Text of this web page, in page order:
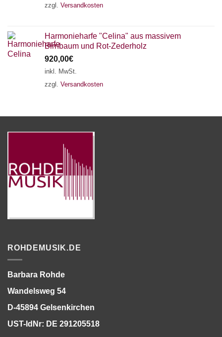
zzgl. Versandkosten
Harmonieharfe "Celina" aus massivem
Birnbaum und Rot-Zederholz
920,00€
inkl. MwSt.
zzgl. Versandkosten
ROHDEMUSIK.DE
Barbara Rohde
Wandelsweg 54
D-45894 Gelsenkirchen
UST-IdNr: DE 291205518